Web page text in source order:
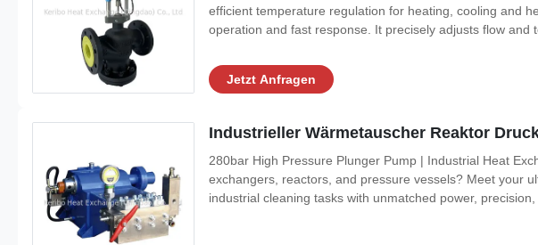
efficient temperature regulation for heating, cooling and
operation and fast response. It precisely adjusts flow
Jetzt Anfragen
Industrieller Wärmetauscher Reaktor
280bar High Pressure Plunger Pump | Industrial Heat
exchangers, reactors, and pressure vessels? Meet your
industrial cleaning tasks with unmatched power,